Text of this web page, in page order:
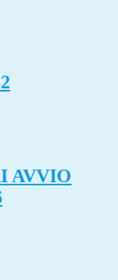
AVVIO